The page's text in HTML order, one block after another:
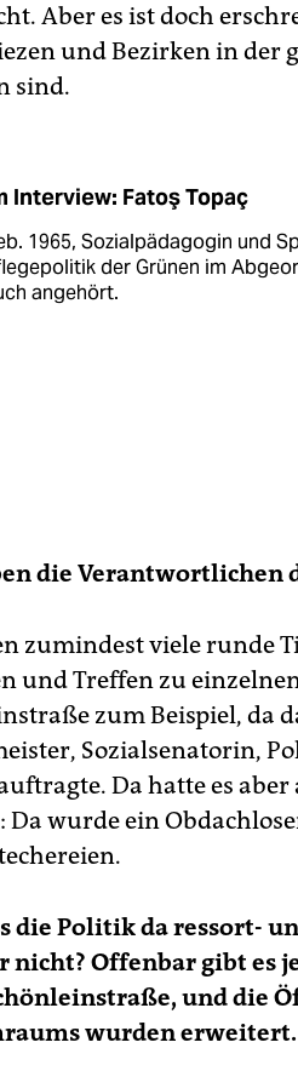
Aber es ist doch
und Bezirken in der
sind.
Interview: Fatoş Topaç
1965, Sozialpädagogin und
der Grünen im
angehört.
die Verantwortlichen
zumindest viele runde
und Treffen zu
zum Beispiel, da
Sozialsenatorin,
Da hatte es
Da wurde ein
die Politik da ressort-
nicht? Offenbar gibt es
und die
wurden erweitert.